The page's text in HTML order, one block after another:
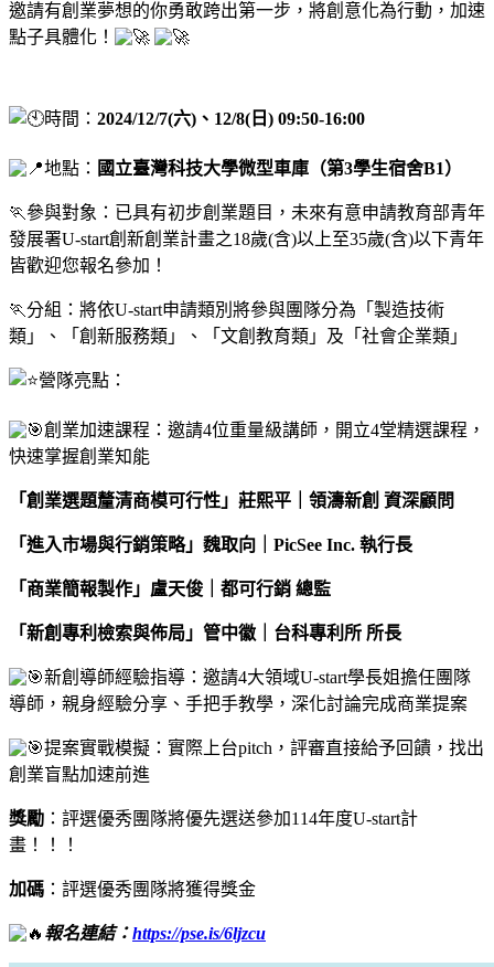
邀請有創業夢想的你勇敢跨出第一步，將創意化為行動，加速
點子具體化！
時間： 2024/12/7(六)、12/8(日) 09:50-16:00
地點： 國立臺灣科技大學微型車庫（第3學生宿舍B1）
🏃‍參與對象：已具有初步創業題目，未來有意申請教育部青年
發展署U-start創新創業計畫之18歲(含)以上至35歲(含)以下青年
皆歡迎您報名參加！
🏃‍分組：將依U-start申請類別將參與團隊分為「製造技術
類」、「創新服務類」、「文創教育類」及「社會企業類」
營隊亮點：
創業加速課程：邀請4位重量級講師，開立4堂精選課程，
快速掌握創業知能
「創業選題釐清商模可行性」莊熙平｜領濤新創 資深顧問
「進入市場與行銷策略」魏取向｜PicSee Inc. 執行長
「商業簡報製作」盧天俊｜都可行銷 總監
「新創專利檢索與佈局」管中徽｜台科專利所 所長
新創導師經驗指導：邀請4大領域U-start學長姐擔任團隊
導師，親身經驗分享、手把手教學，深化討論完成商業提案
提案實戰模擬：實際上台pitch，評審直接給予回饋，找出
創業盲點加速前進
獎勵 ：評選優秀團隊將優先選送參加114年度U-start計
畫！！！
加碼 ：評選優秀團隊將獲得獎金
報名連結：https://pse.is/6ljzcu